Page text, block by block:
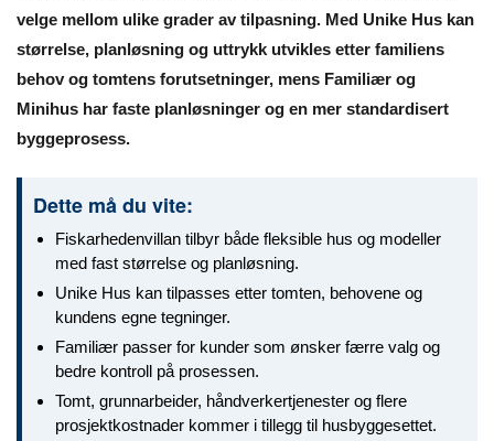
velge mellom ulike grader av tilpasning. Med Unike Hus kan
størrelse, planløsning og uttrykk utvikles etter familiens
behov og tomtens forutsetninger, mens Familiær og
Minihus har faste planløsninger og en mer standardisert
byggeprosess.
Dette må du vite:
Fiskarhedenvillan tilbyr både fleksible hus og modeller
med fast størrelse og planløsning.
Unike Hus kan tilpasses etter tomten, behovene og
kundens egne tegninger.
Familiær passer for kunder som ønsker færre valg og
bedre kontroll på prosessen.
Tomt, grunnarbeider, håndverkertjenester og flere
prosjektkostnader kommer i tillegg til husbyggesettet.